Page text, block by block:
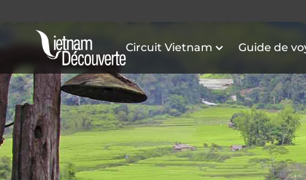
Circuit Vietnam Guide de